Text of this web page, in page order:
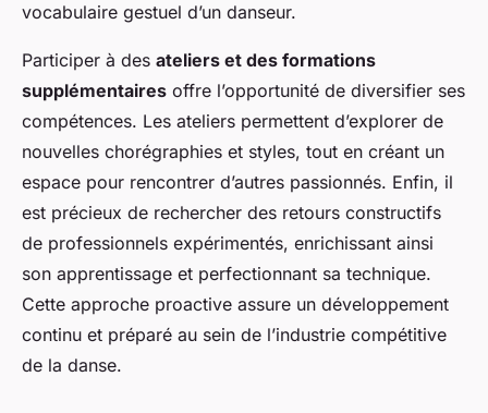
vocabulaire gestuel d’un danseur.
Participer à des ateliers et des formations
supplémentaires offre l’opportunité de diversifier ses
compétences. Les ateliers permettent d’explorer de
nouvelles chorégraphies et styles, tout en créant un
espace pour rencontrer d’autres passionnés. Enfin, il
est précieux de rechercher des retours constructifs
de professionnels expérimentés, enrichissant ainsi
son apprentissage et perfectionnant sa technique.
Cette approche proactive assure un développement
continu et préparé au sein de l’industrie compétitive
de la danse.